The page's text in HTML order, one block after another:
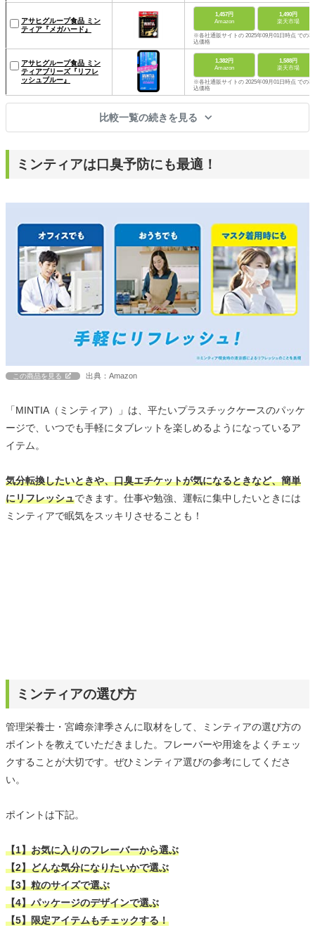
アサヒグループ食品 ミン
ティア『メガハード』
1,457円
Amazon
1,490円
楽天市場
※各社通販サイトの 2025年09月01日時点 での税
込価格
アサヒグループ食品 ミン
ティアブリーズ『リフレ
ッシュブルー』
1,382円
Amazon
1,588円
楽天市場
※各社通販サイトの 2025年09月01日時点 での税
込価格
比較一覧の続きを見る
ミンティアは口臭予防にも最適！
この商品を見る 出典：Amazon
「MINTIA（ミンティア）」は、平たいプラスチックケースのパッケ
ージで、いつでも手軽にタブレットを楽しめるようになっているア
イテム。
気分転換したいときや、口臭エチケットが気になるときなど、簡単
にリフレッシュできます。仕事や勉強、運転に集中したいときには
ミンティアで眠気をスッキリさせることも！
ミンティアの選び方
管理栄養士・宮﨑奈津季さんに取材をして、ミンティアの選び方の
ポイントを教えていただきました。フレーバーや用途をよくチェッ
クすることが大切です。ぜひミンティア選びの参考にしてくださ
い。
ポイントは下記。
【1】お気に入りのフレーバーから選ぶ
【2】どんな気分になりたいかで選ぶ
【3】粒のサイズで選ぶ
【4】パッケージのデザインで選ぶ
【5】限定アイテムもチェックする！